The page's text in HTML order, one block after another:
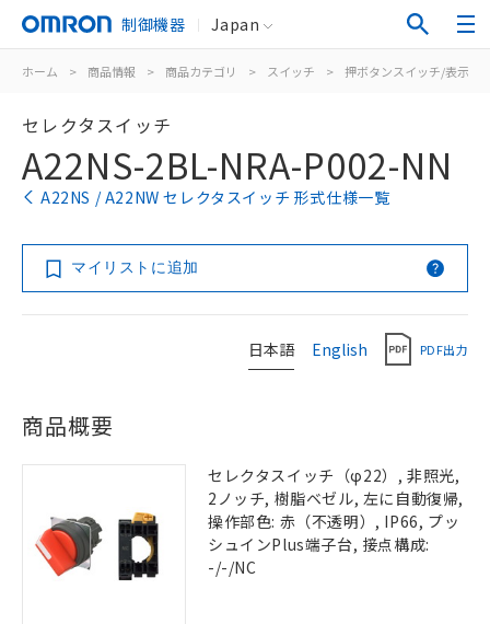
制御機器 Japan
ホーム > 商品情報 > 商品カテゴリ > スイッチ > 押ボタンスイッチ/表示灯
セレクタスイッチ
A22NS-2BL-NRA-P002-NN
A22NS / A22NW セレクタスイッチ 形式仕様一覧
マイリストに追加
日本語 English PDF出力
商品概要
セレクタスイッチ（φ22）, 非照光,
2ノッチ, 樹脂ベゼル, 左に自動復帰,
操作部色: 赤（不透明）, IP66, プッ
シュインPlus端子台, 接点構成:
-/-/NC